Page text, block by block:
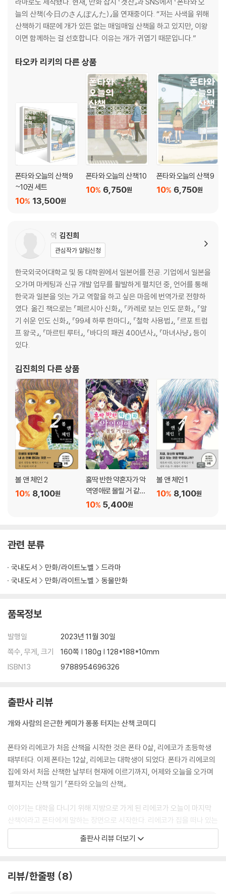
늘의 산책(今日のさんぽんた)』을 연재중이다. “저는 사색을 위해
산책하기 때문에 개가 있든 없는 매일매일 산책을 하고 있지만, 이왕
이면 함께하는 걸 선호합니다. 이유는 개가 귀엽기 때문입니다.”
타오카 리키 의 다른 상품
폰타와 오늘의 산책 9
~10권 세트
13,500원
10%
폰타와 오늘의 산책 10
6,750원
10%
폰타와 오늘의 산책 9
6,750원
10%
역 김진희
관심작가 알림신청
한국외국어대학교 및 동 대학원에서 일본어를 전공. 기업에서 일본을
오가며 마케팅과 신규 개발 업무를 활발하게 펼치던 중, 언어를 통해
한국과 일본을 잇는 가교 역할을 하고 싶은 마음에 번역가로 전향하
였다. 옮긴 책으로는 『페르시아 신화』, 『카레로 보는 인도 문화』, 『알
기 쉬운 인도 신화』, 『99세 하루 한마디』, 『철학 사용법』, 『르포 트럼
프 왕국』, 『마르틴 루터』, 『바다의 패권 400년사』, 『마녀사냥』 등이
있다.
김진희의 다른 상품
볼 앤 체인 2
8,100원
10%
홀딱 반한 약혼자가 악
역영애로 몰릴 거 같아
서 4 5,400원
10%
볼 앤 체인 1
8,100원
10%
관련 분류
국내도서 만화/라이트노벨
드라마
국내도서
만화/라이트노벨 동물만화
품목정보
발행일
2023년 11월 30일
쪽수, 무게, 크기
160쪽 | 180g | 128*188*10mm
ISBN13
9788954696326
출판사 리뷰
개와 사람의 은근한 케미가 퐁퐁 터지는 산책 코미디
폰타와 리에코가 처음 산책을 시작한 것은 폰타 0살, 리에코가 초등학생
때부터다. 이제 폰타는 12살, 리에코는 대학생이 되었다. 폰타가 리에코의
집에 와서 처음 산책한 날부터 현재에 이르기까지, 어제와 오늘을 오가며
펼쳐지는 산책 일기 『폰타와 오늘의 산책』.
이야기는 대학을 다니기 위해 지방으로 가게 된 리에코가 오늘이 마지막
산책이라고 폰타에게 말하는 장면으로 시작한다. 리에코가 집을 떠나 있는
동안 폰타가 수명을 다할 수 있는 나이라며 훌쩍이는 뒷모습에 마음이 뭉
클…한 것도 잠시, 폰타의 나이를 잘못 계산하는 장면에선 리에코의 어리
태평하고 어리바리하면서 조금 뻔뻔한 리에코는 모든 일에 이유가 있고 태
출판사 리뷰 더보기
리뷰/한줄평 8